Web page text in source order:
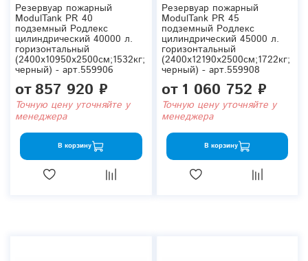
Резервуар пожарный
ModulTank PR 40
подземный Родлекс
цилиндрический 40000 л.
горизонтальный
(2400x10950x2500см;1532кг;
черный) - арт.559906
от857 920 ₽
Точную цену уточняйте у
менеджера
В корзину
Резервуар пожарный
ModulTank PR 45
подземный Родлекс
цилиндрический 45000 л.
горизонтальный
(2400x12190x2500см;1722кг;
черный) - арт.559908
от 1 060 752 ₽
Точную цену уточняйте у
менеджера
В корзину